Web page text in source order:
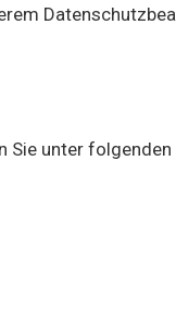
Sie unter